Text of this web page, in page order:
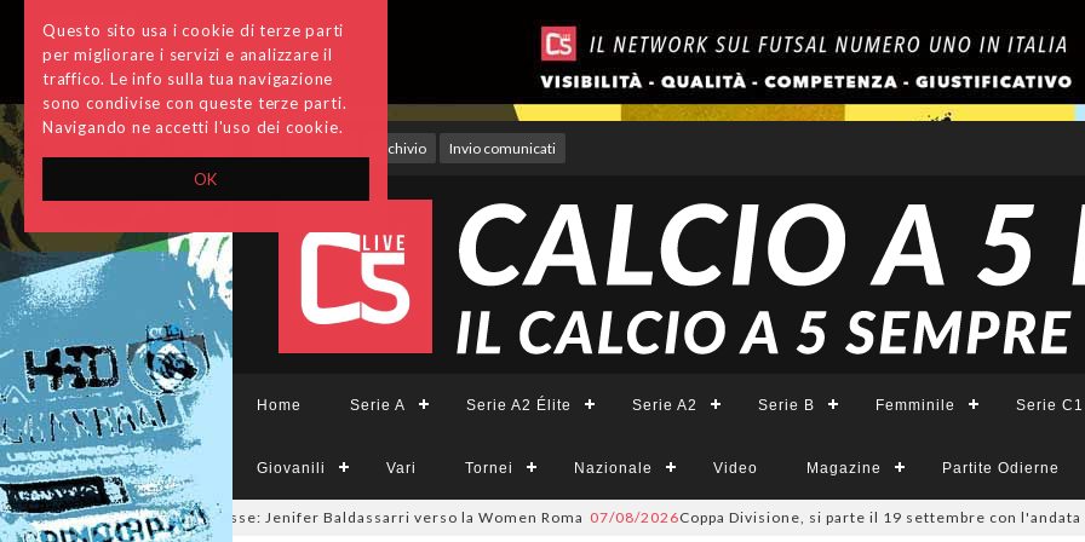
OK
Questo sito usa i cookie di terze parti
per migliorare i servizi e analizzare il
traffico. Le info sulla tua navigazione
sono condivise con queste terze parti.
Navigando ne accetti l'uso dei cookie.
Archivio Invio comunicati
Home Serie A Serie A2 Élite Serie A2 Serie B Femminile Serie C1
Giovanili Vari Tornei Nazionale Video Magazine Partite Odierne
a tinte giallorosse: Jenifer Baldassarri verso la Women Roma 07/08/2026Coppa Divisione, si parte il 19 settembre con l'andata del